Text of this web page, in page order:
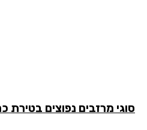
מרזבים נפוצים בטירת כרמל